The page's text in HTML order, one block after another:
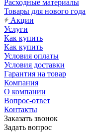
Расходные материалы
Товары для нового года
Акции
Услуги
Как купить
Как купить
Условия оплаты
Условия доставки
Гарантия на товар
Компания
О компании
Вопрос-ответ
Контакты
Заказать звонок
Задать вопрос